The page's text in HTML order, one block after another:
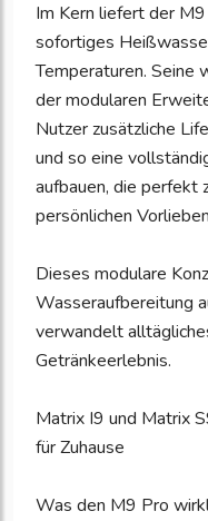
Im Kern liefert der
sofortiges
Temperaturen. Seine
der modularen
Nutzer zusätzliche
und so eine
aufbauen, die perfekt
persönlichen
Dieses modulare
Wasseraufbereitung
verwandelt
Getränkeerlebnis.
Matrix I9 und Matrix
für Zuhause
Was den M9 Pro